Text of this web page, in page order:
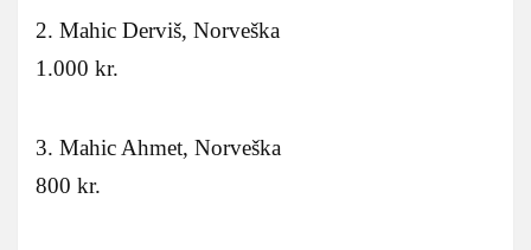
2. Mahic Derviš, Norveška
1.000 kr.
3. Mahic Ahmet, Norveška
800 kr.